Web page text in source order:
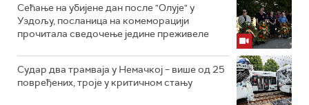
Сећање на убијене дан после "Олује" у
Уздољу, посланица на комеморацији
прочитала сведочење једине преживеле
Судар два трамваја у Немачкој – више од 25
повређених, троје у критичном стању